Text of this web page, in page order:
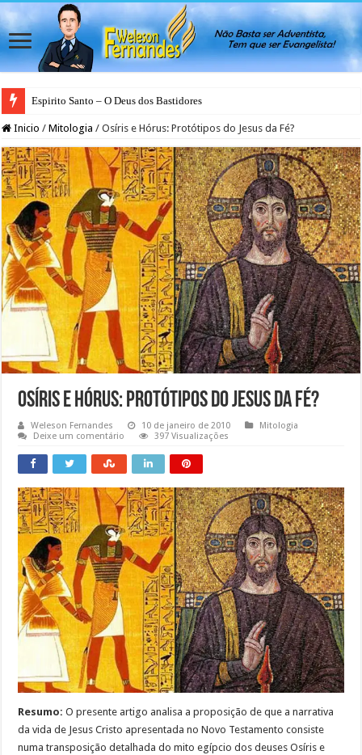
Espirito Santo – O Deus dos Bastidores
O Natal Além do Calendário
Inicio / Mitologia / Osíris e Hórus: Protótipos do Jesus da Fé?
Osíris e Hórus: Protótipos do Jesus da Fé?
Weleson Fernandes 10 de janeiro de 2010
Mitologia
Deixe um comentário
397 Visualizações
Resumo: O presente artigo analisa a proposição de que a narrativa
da vida de Jesus Cristo apresentada no Novo Testamento consiste
numa transposição detalhada do mito egípcio dos deuses Osíris e